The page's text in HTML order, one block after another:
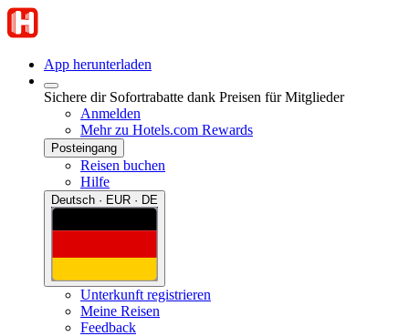
App herunterladen
Sichere dir Sofortrabatte dank Preisen für Mitglieder
Anmelden
Mehr zu Hotels.com Rewards
Posteingang
Reisen buchen
Hilfe
Deutsch · EUR · DE
Unterkunft registrieren
Meine Reisen
Feedback